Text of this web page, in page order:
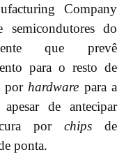
Company
do
que prevê
para o resto de
por hardware para a
de antecipar
por chips de
ponta.